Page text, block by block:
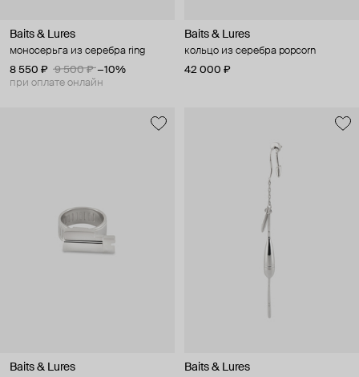
Baits & Lures
моносерьга из серебра ring
8 550 ₽
9 500 ₽ −10%
при оплате онлайн
Baits & Lures
кольцо из серебра popcorn
42 000 ₽
Baits & Lures Baits & Lures